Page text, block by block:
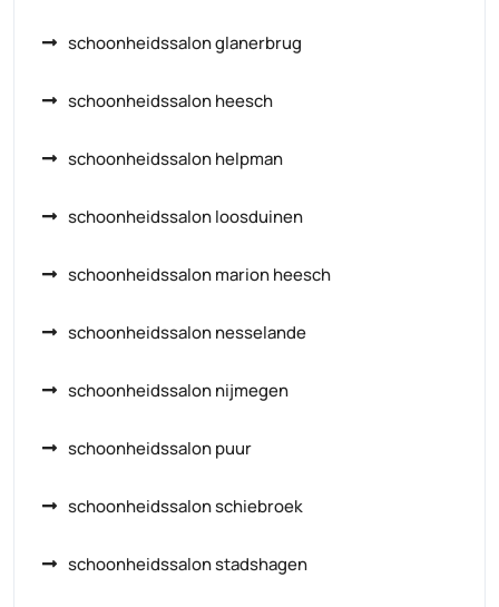
schoonheidssalon glanerbrug
schoonheidssalon heesch
schoonheidssalon helpman
schoonheidssalon loosduinen
schoonheidssalon marion heesch
schoonheidssalon nesselande
schoonheidssalon nijmegen
schoonheidssalon puur
schoonheidssalon schiebroek
schoonheidssalon stadshagen